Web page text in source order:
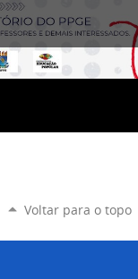
Voltar para o topo